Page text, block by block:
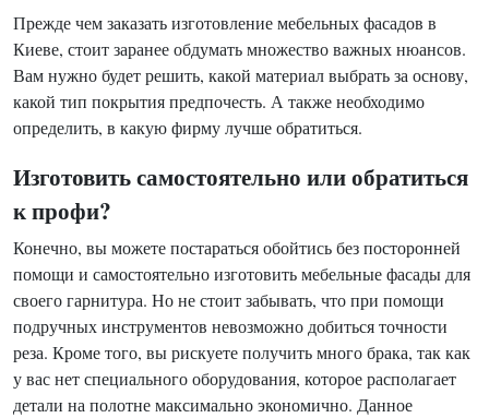
Прежде чем заказать изготовление мебельных фасадов в
Киеве, стоит заранее обдумать множество важных нюансов.
Вам нужно будет решить, какой материал выбрать за основу,
какой тип покрытия предпочесть. А также необходимо
определить, в какую фирму лучше обратиться.
Изготовить самостоятельно или обратиться
к профи?
Конечно, вы можете постараться обойтись без посторонней
помощи и самостоятельно изготовить мебельные фасады для
своего гарнитура. Но не стоит забывать, что при помощи
подручных инструментов невозможно добиться точности
реза. Кроме того, вы рискуете получить много брака, так как
у вас нет специального оборудования, которое располагает
детали на полотне максимально экономично. Данное